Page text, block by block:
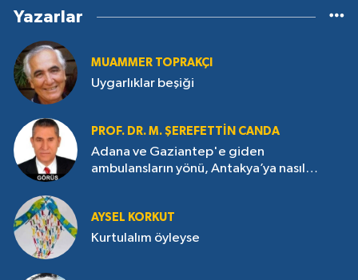
Yazarlar
MUAMMER TOPRAKÇI
Uygarlıklar beşiği
PROF. DR. M. ŞEREFETTIN CANDA
Adana ve Gaziantep'e giden
ambulansların yönü, Antakya’ya nasıl
AYSEL KORKUT
Kurtulalım öyleyse